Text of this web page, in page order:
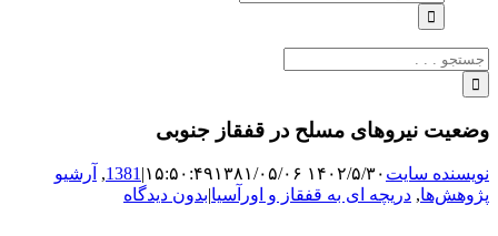
برای:
جستجو
برای:
وضعیت نیروهای مسلح در قفقاز جنوبی
نویسنده سایت ۱۴۰۲/۵/۳۰ ۱۵:۵۰:۴۹ ۱۳۸۱/۰۵/۰۶ |
1381
, آرشیو
پژوهش‌ها, دریچه ای به قفقاز و اورآسیا|بدون دیدگاه